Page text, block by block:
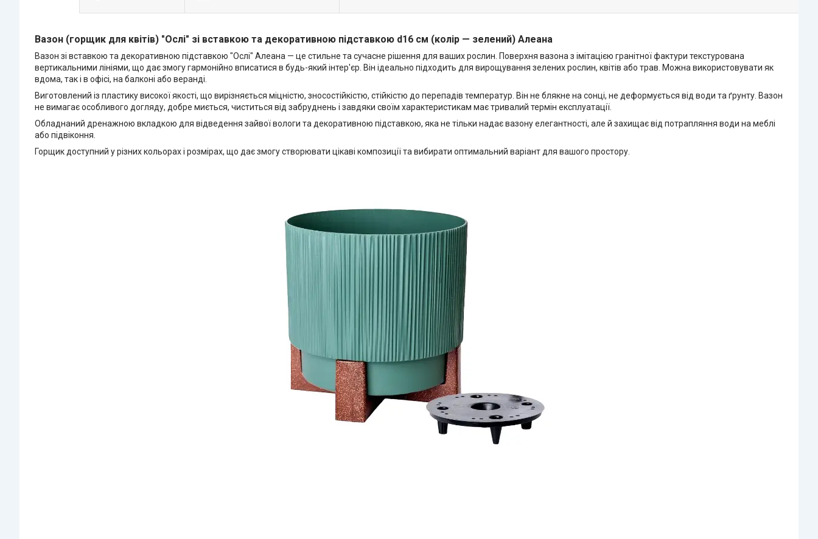
Вазон (горщик для квітів) "Ослі" зі вставкою та декоративною підставкою d16 см (колір — зелений) Алеана
Вазон зі вставкою та декоративною підставкою "Ослі" Алеана — це стильне та сучасне рішення для ваших рослин. Поверхня вазона з імітацією гранітної фактури текстурована
вертикальними лініями, що дає змогу гармонійно вписатися в будь-який інтер'єр. Він ідеально підходить для вирощування зелених рослин, квітів або трав. Можна використовувати як
вдома, так і в офісі, на балконі або веранді.
Виготовлений із пластику високої якості, що вирізняється міцністю, зносостійкістю, стійкістю до перепадів температур. Він не блякне на сонці, не деформується від води та ґрунту. Вазон
не вимагає особливого догляду, добре миється, чиститься від забруднень і завдяки своїм характеристикам має тривалий термін експлуатації.
Обладнаний дренажною вкладкою для відведення зайвої вологи та декоративною підставкою, яка не тільки надає вазону елегантності, але й захищає від потрапляння води на меблі
або підвіконня.
Горщик доступний у різних кольорах і розмірах, що дає змогу створювати цікаві композиції та вибирати оптимальний варіант для вашого простору.